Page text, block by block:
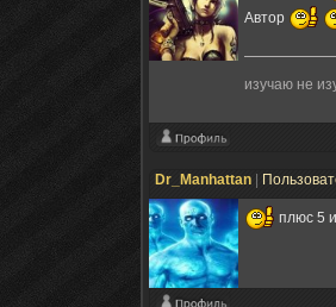
Автор
изучаю не
Dr_Manhattan
плюс 5